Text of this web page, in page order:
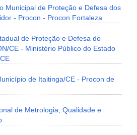
Municipal de Proteção e Defesa dos
- Procon - Procon Fortaleza
de Proteção e Defesa do
CE - Ministério Público do Estado
de Itaitinga/CE - Procon de
de Metrologia, Qualidade e